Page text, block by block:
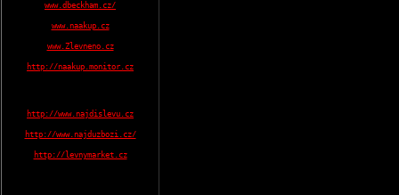
www.dbeckham.cz/
www.naakup.cz
www.Zlevneno.cz
http://naakup.monitor.cz
http://www.najdislevu.cz
http://www.najduzbozi.cz/
http://levnymarket.cz